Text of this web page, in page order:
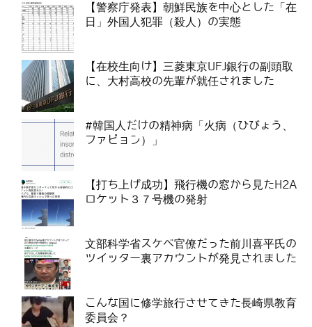
【警察庁発表】朝鮮民族を中心とした「在
日」外国人犯罪（殺人）の実態
【在校生向け】三菱東京UFJ銀行の副頭取
に、大村高校の先輩が就任されました
#韓国人だけの精神病「火病（ひびょう、
ファビョン）」
【打ち上げ成功】飛行機の窓から見たH2A
ロケット３７号機の発射
文部科学省スケベ官僚だった前川喜平氏の
ツイッター裏アカウントが発見されました
こんな国に修学旅行させてきた長崎県教育
委員会？